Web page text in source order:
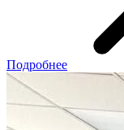
Подробнее